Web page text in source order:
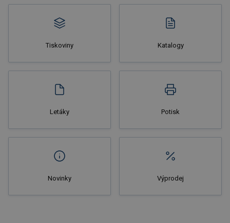
Tiskoviny Katalogy
Letáky Potisk
Novinky Výprodej